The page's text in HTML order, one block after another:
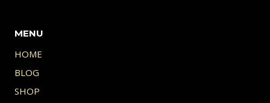
MENU
HOME
BLOG
SHOP